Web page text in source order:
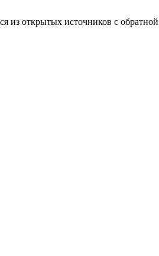
из открытых источников с